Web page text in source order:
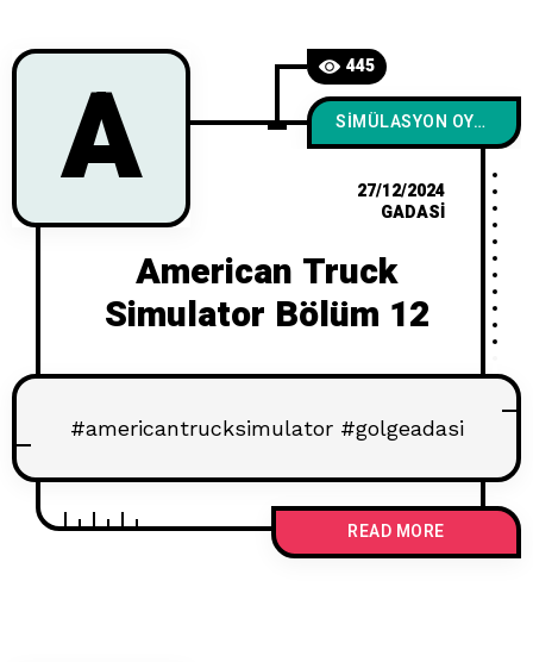
A 445
SIMÜLASYON OYUNLARI
27/12/2024
GADASI
American Truck
Simulator Bölüm 12
#americantrucksimulator #golgeadasi
READ MORE